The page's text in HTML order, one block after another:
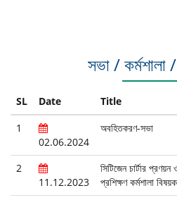
সভা / কর্মশালা
SL Date Title
1
02.06.2024
অবহিতকরণ-সভা
2
11.12.2023
সিটিজেন চার্টার প্রণয়ন
প্রশিক্ষণ কর্মশালা